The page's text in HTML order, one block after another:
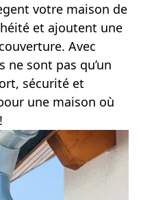
votre maison de
et ajoutent une
Avec
sont pas qu’un
sécurité et
une maison où